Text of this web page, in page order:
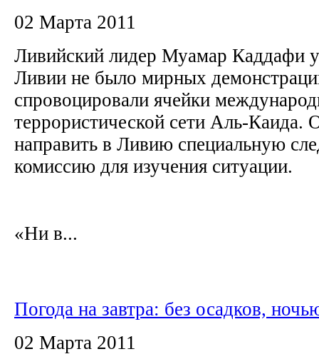
02 Марта 2011
Ливийский лидер Муамар Каддафи
Ливии не было мирных
спровоцировали ячейки
террористической сети Аль-
направить в Ливию специальную
комиссию для изучения ситуации.
«Ни в...
Погода на завтра: без осадков,
02 Марта 2011